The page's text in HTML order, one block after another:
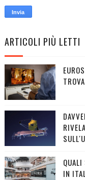
ARTICOLI PIÙ LETTI
IN